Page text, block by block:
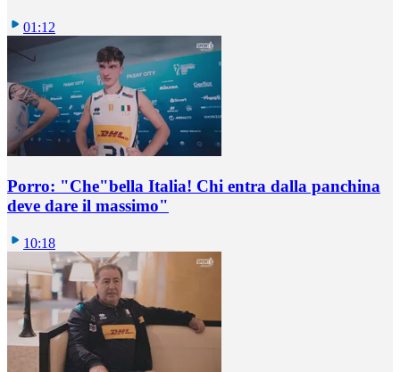
01:12
Porro: "Che"bella Italia! Chi entra dalla panchina
deve dare il massimo"
10:18